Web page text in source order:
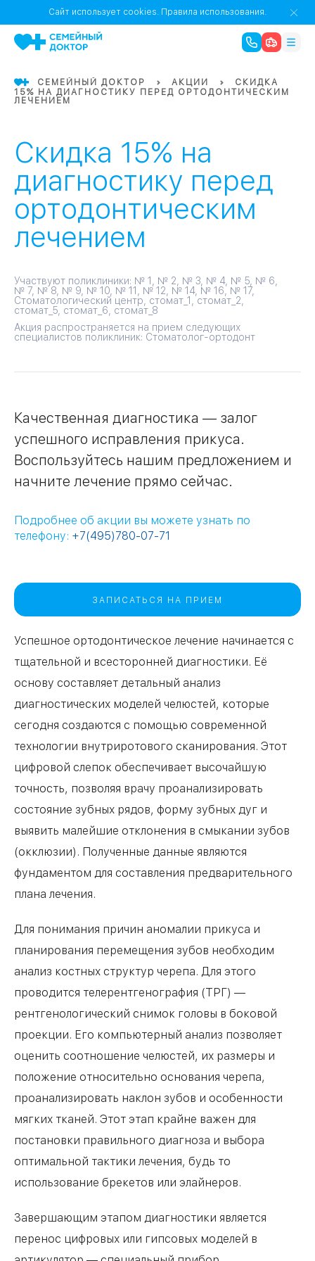
ЗАО
02
05
1 0
12
16
Бабушкинская
Бауманская
Теплый Стан Пражская
Баррикадная
Речной Вокзал
Академика
Сайт использует cookies. Правила использования.
СЕМЕЙНЫЙ ДОКТОР АКЦИИ
СКИДКА
15% НА ДИАГНОСТИКУ ПЕРЕД ОРТОДОНТИЧЕСКИМ
ЛЕЧЕНИЕМ
Скидка 15% на
диагностику перед
ортодонтическим
лечением
Участвуют поликлиники: № 1, № 2, № 3, № 4, № 5, № 6,
№ 7, № 8, № 9, № 10, № 11, № 12, № 14, № 16, № 17,
Стоматологический центр, стомат_1, стомат_2,
стомат_5, стомат_6, стомат_8
Акция распространяется на прием следующих
специалистов поликлиник: Стоматолог-ортодонт
Качественная диагностика — залог
успешного исправления прикуса.
Воспользуйтесь нашим предложением и
начните лечение прямо сейчас.
Подробнее об акции вы можете узнать по
телефону: +7(495)780-07-71
ЗАПИСАТЬСЯ НА ПРИЕМ
Успешное ортодонтическое лечение начинается с
тщательной и всесторонней диагностики. Её
основу составляет детальный анализ
диагностических моделей челюстей, которые
сегодня создаются с помощью современной
технологии внутриротового сканирования. Этот
цифровой слепок обеспечивает высочайшую
точность, позволяя врачу проанализировать
состояние зубных рядов, форму зубных дуг и
выявить малейшие отклонения в смыкании зубов
(окклюзии). Полученные данные являются
фундаментом для составления предварительного
плана лечения.
Для понимания причин аномалии прикуса и
планирования перемещения зубов необходим
анализ костных структур черепа. Для этого
проводится телерентгенография (ТРГ) —
рентгенологический снимок головы в боковой
проекции. Его компьютерный анализ позволяет
оценить соотношение челюстей, их размеры и
положение относительно основания черепа,
проанализировать наклон зубов и особенности
мягких тканей. Этот этап крайне важен для
постановки правильного диагноза и выбора
оптимальной тактики лечения, будь то
использование брекетов или элайнеров.
Завершающим этапом диагностики является
перенос цифровых или гипсовых моделей в